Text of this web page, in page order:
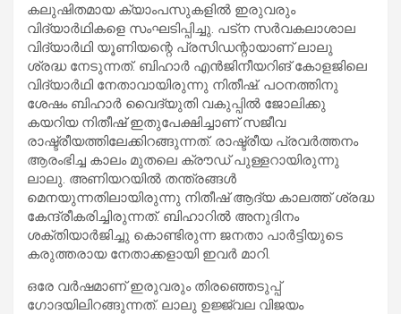
കലുഷിതമായ ക്യാംപസുകളിൽ ഇരുവരും
വിദ്യാ‍‍‍ർഥികളെ സംഘടിപ്പിച്ചു. പട്ന സർവകലാശാല
വിദ്യാ‍ർഥി യൂണിയന്റെ പ്രസിഡന്റായാണ് ലാലു
ശ്രദ്ധ നേടുന്നത്. ബിഹാ‍ർ എൻജിനീയറിങ് കോളജിലെ
വിദ്യാ‍ർഥി നേതാവായിരുന്നു നിതീഷ്. പഠനത്തിനു
ശേഷം ബിഹാർ വൈദ്യുതി വകുപ്പിൽ ജോലിക്കു
കയറിയ നിതീഷ് ഇതുപേക്ഷിച്ചാണ് സജീവ
രാഷ്ട്രീയത്തിലേക്കിറങ്ങുന്നത്. രാഷ്ട്രീയ പ്രവർത്തനം
ആരംഭിച്ച കാലം മുതലെ ക്രൗഡ് പുള്ളറായിരുന്നു
ലാലു. അണിയറയിൽ തന്ത്രങ്ങൾ
മെനയുന്നതിലായിരുന്നു നിതീഷ് ആദ്യ കാലത്ത് ശ്രദ്ധ
കേന്ദ്രീകരിച്ചിരുന്നത്. ബിഹാറിൽ അനുദിനം
ശക്തിയാ‍ർജിച്ചു കൊണ്ടിരുന്ന ജനതാ പാർട്ടിയുടെ
കരുത്തരായ നേതാക്കളായി ഇവർ മാറി.
ഒരേ വർഷമാണ് ഇരുവരും തിരഞ്ഞെടുപ്പ്
ഗോദയിലിറങ്ങുന്നത്. ലാലു ഉജ്ജ്വല വിജയം